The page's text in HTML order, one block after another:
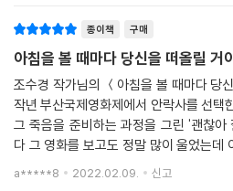
종이책 구매
아침을 볼 때마다 당신을 떠올릴 거
조수경 작가님의 ＜아침을 볼 때마다 당
작년 부산국제영화제에서 안락사를 선택
그 죽음을 준비하는 과정을 그린 '괜찮아
다 그 영화를 보고도 정말 많이 울었는데
많은 생각을 하게 되네요 내가 나를 통제할 수 없다는 것은 상상도 하기 싫
a*****8 2022.02.09. 신고